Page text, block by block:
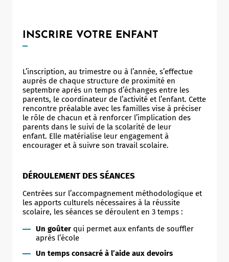
INSCRIRE VOTRE ENFANT
L’inscription, au trimestre ou à l’année, s’effectue
auprès de chaque structure de proximité en
septembre après un temps d’échanges entre les
parents, le coordinateur de l’activité et l’enfant. Cette
rencontre préalable avec les familles vise à préciser
le rôle de chacun et à renforcer l’implication des
parents dans le suivi de la scolarité de leur
enfant. Elle matérialise leur engagement à
encourager et à suivre son travail scolaire.
DÉROULEMENT DES SÉANCES
Centrées sur l’accompagnement méthodologique et
les apports culturels nécessaires à la réussite
scolaire, les séances se déroulent en 3 temps :
Un goûter qui permet aux enfants de souffler
après l’école
Un temps consacré à l’aide aux devoirs